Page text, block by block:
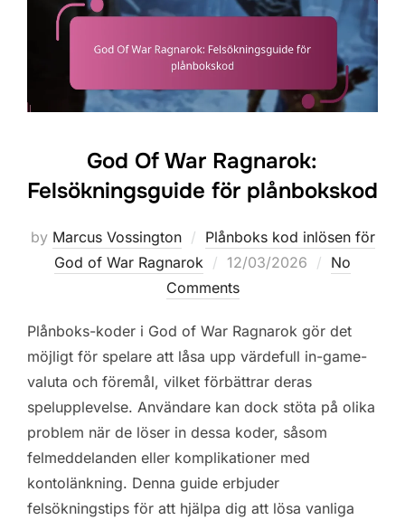
God Of War Ragnarok:
Felsökningsguide för plånbokskod
by Marcus Vossington
Plånboks kod inlösen för
God of War Ragnarok
Posted
on
12/03/2026
No
Comments
Plånboks-koder i God of War Ragnarok gör det
möjligt för spelare att låsa upp värdefull in-game-
valuta och föremål, vilket förbättrar deras
spelupplevelse. Användare kan dock stöta på olika
problem när de löser in dessa koder, såsom
felmeddelanden eller komplikationer med
kontolänkning. Denna guide erbjuder
felsökningstips för att hjälpa dig att lösa vanliga